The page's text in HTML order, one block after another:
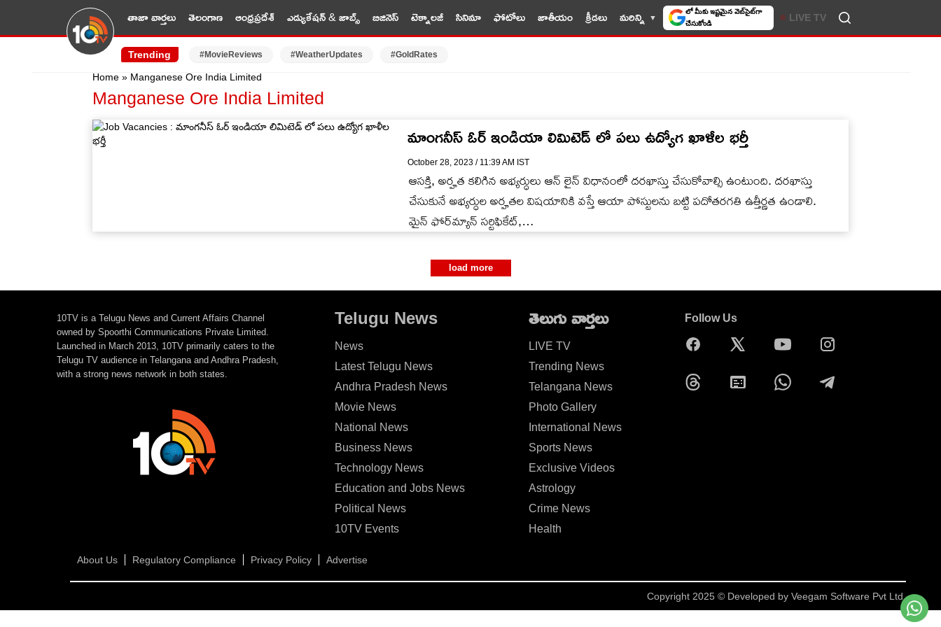
తాజా వార్తలు తెలంగాణ ఆంధ్రప్రదేశ్ ఎడ్యుకేషన్ & జాబ్స్ బిజినెస్ టెక్నాలజీ సినిమా ఫోటోలు జాతీయం క్రీడలు మరిన్ని
లో మీకు ఇష్టమైన వెబ్‌సైట్‌గా
చేసుకోండి
LIVE TV
Trending #MovieReviews #WeatherUpdates #GoldRates
Home » Manganese Ore India Limited
Manganese Ore India Limited
మాంగనీస్ ఓర్ ఇండియా లిమిటెడ్‌ లో పలు ఉద్యోగ ఖాళీల భర్తీ
October 28, 2023 / 11:39 AM IST
ఆసక్తి, అర్హత కలిగిన అభ్యర్ధులు ఆన్ లైన్ విధానంలో దరఖాస్తు చేసుకోవాల్సి ఉంటుంది. దరఖాస్తు
చేసుకునే అభ్యర్ధుల అర్హతల విషయానికి వస్తే ఆయా పోస్టులను బట్టి పదోతరగతి ఉత్తీర్ణత ఉండాలి.
మైన్ ఫోర్‌మ్యాన్ సర్టిఫికేట్,…
load more
10TV is a Telugu News and Current Affairs Channel
owned by Spoorthi Communications Private Limited.
Launched in March 2013, 10TV primarily caters to the
Telugu TV audience in Telangana and Andhra Pradesh,
with a strong news network in both states.
Telugu News
News
Latest Telugu News
Andhra Pradesh News
Movie News
National News
Business News
Technology News
Education and Jobs News
Political News
10TV Events
తెలుగు వార్తలు
LIVE TV
Trending News
Telangana News
Photo Gallery
International News
Sports News
Exclusive Videos
Astrology
Crime News
Health
Follow Us
About Us Regulatory Compliance Privacy Policy Advertise
Copyright 2025 © Developed by Veegam Software Pvt Ltd.